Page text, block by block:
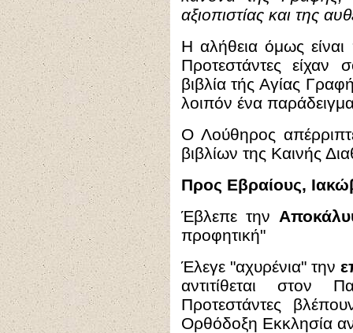
αξιοπιστίας και της
Η αλήθεια όμως
Προτεστάντες
βιβλία τής Αγίας
λοιπόν ένα
Ο Λούθηρος
βιβλίων της Καινής
Προς Εβραίους,
Έβλεπε την
προφητική"
Έλεγε "αχυρένια" την
αντιτίθεται στον
Προτεστάντες
Ορθόδοξη Εκκλησία